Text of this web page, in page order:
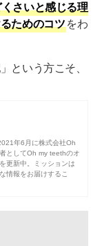
さいと感じる理
ためのコツ をわ
という方こそ、
年6月に株式会社Oh
としてOh my teethのオ
更新中。ミッションは
情報をお届けするこ